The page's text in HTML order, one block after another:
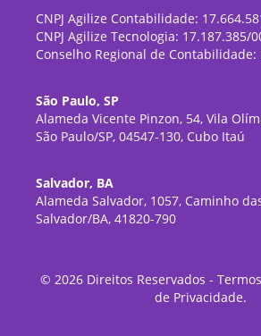
CNPJ Agilize Contabilidade:
CNPJ Agilize Tecnologia: 17.187.385/
Conselho Regional de Contabilidade:
São Paulo, SP
Alameda Vicente Pinzon, 54, Vila
São Paulo/SP, 04547-130, Cubo Itaú
Salvador, BA
Alameda Salvador, 1057, Caminho
Salvador/BA, 41820-790
© 2026Direitos Reservados -
de Privacidade.